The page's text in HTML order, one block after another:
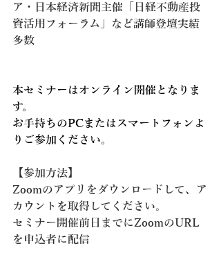
ア・日本経済新聞主催「日経不動産投
資活用フォーラム」など講師登壇実績
多数
本セミナーはオンライン開催となりま
す。
お手持ちのPCまたはスマートフォンよ
りご参加ください。
【参加方法】
Zoomのアプリをダウンロードして、ア
カウントを取得してください。
セミナー開催前日までにZoomのURL
を申込者に配信